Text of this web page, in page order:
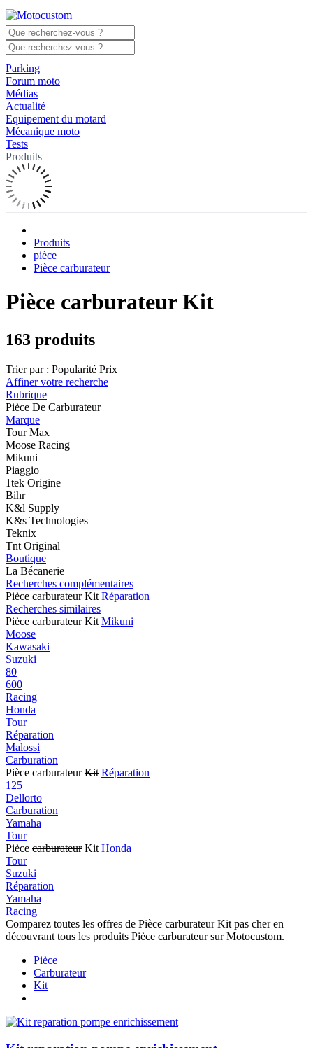
Parking
Forum moto
Médias
Actualité
Equipement du motard
Mécanique moto
Tests
Produits
Produits
pièce
Pièce carburateur
Pièce carburateur Kit
163 produits
Trier par : Popularité Prix
Affiner votre recherche
Rubrique
Pièce De Carburateur
Marque
Tour Max
Moose Racing
Mikuni
Piaggio
1tek Origine
Bihr
K&l Supply
K&s Technologies
Teknix
Tnt Original
Boutique
La Bécanerie
Recherches complémentaires
Pièce carburateur Kit Réparation
Recherches similaires
Pièce carburateur Kit Mikuni
Moose
Kawasaki
Suzuki
80
600
Racing
Honda
Tour
Réparation
Malossi
Carburation
Pièce carburateurKit Réparation
125
Dellorto
Carburation
Yamaha
Tour
Pièce carburateurKit Honda
Tour
Suzuki
Réparation
Yamaha
Racing
Comparez toutes les offres de Pièce carburateur Kit pas cher en
découvrant tous les produits Pièce carburateur sur Motocustom.
Pièce
Carburateur
Kit